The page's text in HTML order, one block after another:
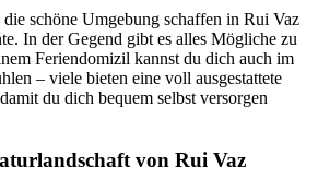
schöne Umgebung schaffen in Rui Vaz
In der Gegend gibt es alles Mögliche zu
Feriendomizil kannst du dich auch im
– viele bieten eine voll ausgestattete
du dich bequem selbst versorgen
von Rui Vaz